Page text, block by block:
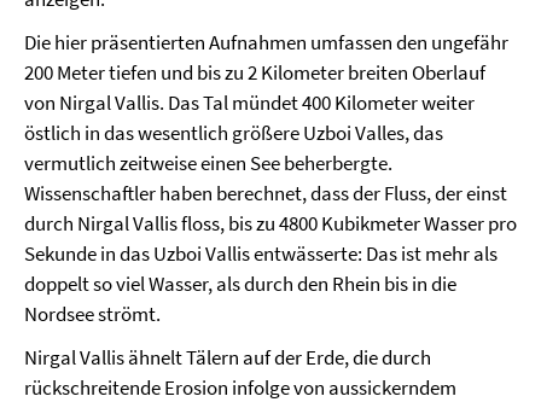
Die hier präsentierten Aufnahmen umfassen den ungefähr
200 Meter tiefen und bis zu 2 Kilometer breiten Oberlauf
von Nirgal Vallis. Das Tal mündet 400 Kilometer weiter
östlich in das wesentlich größere Uzboi Valles, das
vermutlich zeitweise einen See beherbergte.
Wissenschaftler haben berechnet, dass der Fluss, der einst
durch Nirgal Vallis floss, bis zu 4800 Kubikmeter Wasser pro
Sekunde in das Uzboi Vallis entwässerte: Das ist mehr als
doppelt so viel Wasser, als durch den Rhein bis in die
Nordsee strömt.
Nirgal Vallis ähnelt Tälern auf der Erde, die durch
rückschreitende Erosion infolge von aussickerndem